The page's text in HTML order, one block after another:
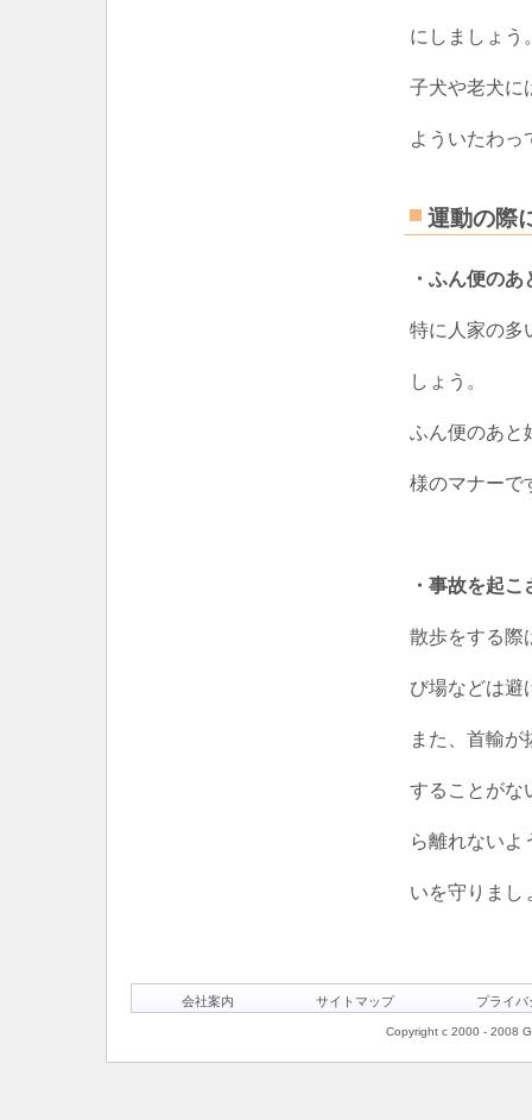
にしましょう
子犬や老犬に
よういたわっ
運動の際
・ふん便のあ
特に人家の多
しょう。
ふん便のあと
様のマナーで
・事故を起こ
散歩をする際
び場などは避
また、首輸
することがな
ら離れないよ
いを守りまし
会社案内 サイトマップ プライバ
Copyright c 2000 - 2008